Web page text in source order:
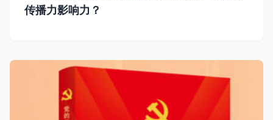
传播力影响力？